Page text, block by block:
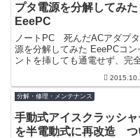
プタ電源を分解してみた
EeePC
ノートPC 死んだACアダプ
源を分解してみた EeePCコン
ントを挿しても通電せず、完
ック用のものでかなりコンパク
な設...
分解・修理・メンテナンス
手動式アイスクラッシャ
を半電動式に再改造 つ